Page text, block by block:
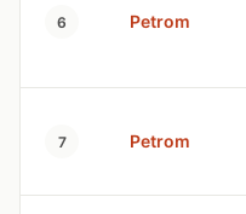
6 Petrom
7 Petrom